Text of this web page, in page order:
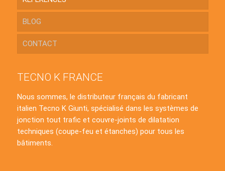
BLOG
CONTACT
TECNO K FRANCE
Nous sommes, le distributeur français du fabricant
italien Tecno K Giunti, spécialisé dans les systèmes de
jonction tout trafic et couvre-joints de dilatation
techniques (coupe-feu et étanches) pour tous les
bâtiments.